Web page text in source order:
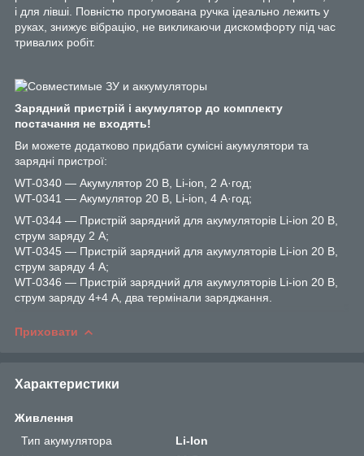
і для лівші. Повністю прогумована ручка ідеально лежить у
руках, знижує вібрацію, не викликаючи дискомфорту під час
тривалих робіт.
Зарядний пристрій і акумулятор до комплекту
постачання не входять!
Ви можете додатково придбати сумісні акумулятори та
зарядні пристрої:
WT-0340 — Акумулятор 20 В, Li-ion, 2 А·год;
WT-0341 — Акумулятор 20 В, Li-ion, 4 А·год;
WT-0344 — Пристрій зарядний для акумуляторів Li-ion 20 В,
струм заряду 2 А;
WT-0345 — Пристрій зарядний для акумуляторів Li-ion 20 В,
струм заряду 4 А;
WT-0346 — Пристрій зарядний для акумуляторів Li-ion 20 В,
струм заряду 4+4 А, два термінали заряджання.
Приховати
Характеристики
Живлення
Тип акумулятора
Li-Ion